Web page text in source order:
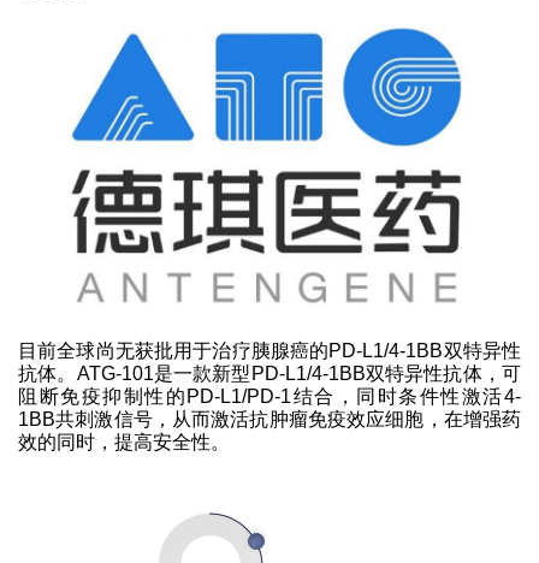
目前全球尚无获批用于治疗胰腺癌的PD-L1/4-1BB双特异性
抗体。ATG-101是一款新型PD-L1/4-1BB双特异性抗体，可
阻断免疫抑制性的PD-L1/PD-1结合，同时条件性激活4-
1BB共刺激信号，从而激活抗肿瘤免疫效应细胞，在增强药
效的同时，提高安全性。